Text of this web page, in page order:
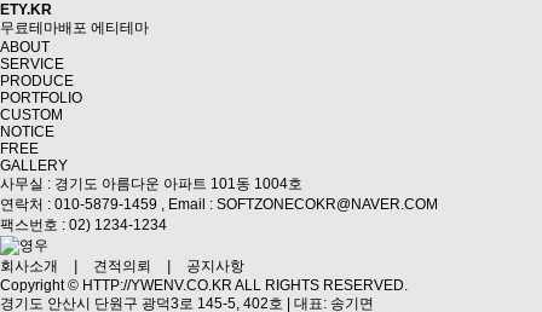
ETY.KR
무료테마배포 에티테마
ABOUT
SERVICE
PRODUCE
PORTFOLIO
CUSTOM
NOTICE
FREE
GALLERY
사무실 : 경기도 아름다운 아파트 101동 1004호
연락처 : 010-5879-1459 , Email : SOFTZONECOKR@NAVER.COM
팩스번호 : 02) 1234-1234
회사소개 견적의뢰
공지사항
Copyright © HTTP://YWENV.CO.KR ALL RIGHTS RESERVED.
경기도 안산시 단원구 광덕3로 145-5, 402호 | 대표: 송기면